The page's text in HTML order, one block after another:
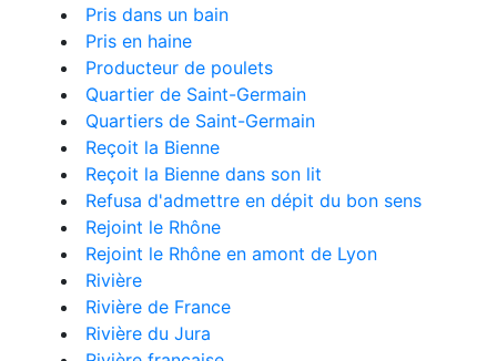
Pris dans un bain
Pris en haine
Producteur de poulets
Quartier de Saint-Germain
Quartiers de Saint-Germain
Reçoit la Bienne
Reçoit la Bienne dans son lit
Refusa d'admettre en dépit du bon sens
Rejoint le Rhône
Rejoint le Rhône en amont de Lyon
Rivière
Rivière de France
Rivière du Jura